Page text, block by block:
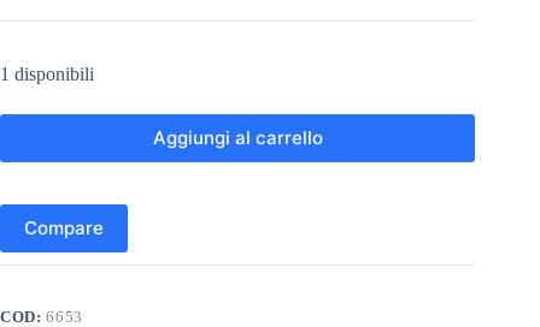
1 disponibili
Aggiungi al carrello
Compare
COD:6653